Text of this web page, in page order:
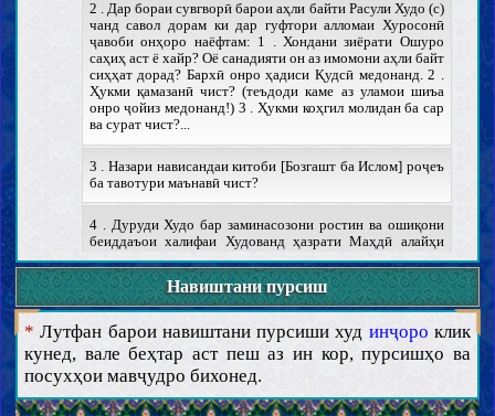
2 . Дар бораи сувгворӣ барои аҳли байти Расули Худо (с)
чанд савол дорам ки дар гуфтори алломаи Хуросонӣ
ҷавоби онҳоро наёфтам: 1 . Хондани зиёрати Ошуро
саҳиҳ аст ё хайр? Оё санадияти он аз имомони аҳли байт
сиҳҳат дорад? Бархӣ онро ҳадиси Қудсӣ медонанд. 2 .
Ҳукми қамазанӣ чист? (теъдоди каме аз уламои шиъа
онро ҷойиз медонанд!) 3 . Ҳукми коҳгил молидан ба сар
ва сурат чист?...
3 . Назари нависандаи китоби [Бозгашт ба Ислом] роҷеъ
ба тавотури маънавӣ чист?
4 . Дуруди Худо бар заминасозони ростин ва ошиқони
беиддаъои халифаи Худованд ҳазрати Маҳдӣ алайҳи
салом Зимини арзи салом ва Худо қувват хидмати
оқоёямон ҳазрати аллома Мансури Ҳошимии Хуросонӣ
ва шогирдони мухлиси эшон аз маҳзаратон суъоле
доштам. Мехостам бидонам назари оқойи
бузургворамон ҳазар аллома Мансури Ҳошимии
Хуросонӣ дар мавриди тибби суннатӣ ва тиббе ки
мансуб ба аҳли байт (а) ва ривоёте ки дар китобҳойе
ҳамчун Тиббул Ризо (а) ва Тиббул Расулул Муставо (с)
ва сойири китоб дар мавриди хавосси дармонӣ
хӯрокиҳо ва дармони бемориҳо вуҷуд дорад чист?...
Навиштани пурсиш
* Лутфан барои навиштани пурсиши худ инҷоро клик
кунед, вале беҳтар аст пеш аз ин кор, пурсишҳо ва
посухҳои мавҷудро бихонед.